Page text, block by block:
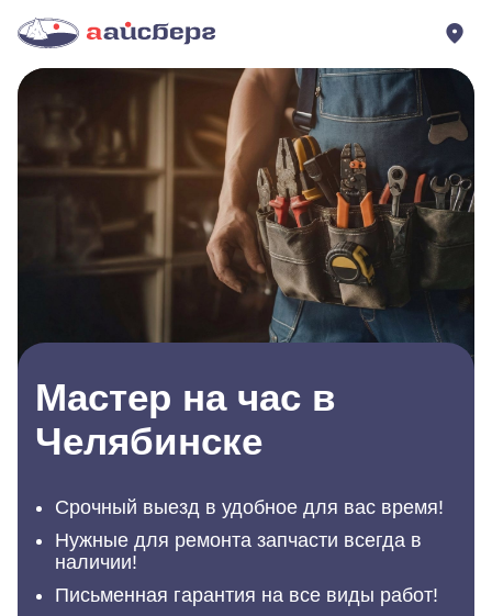
Мастер на час в
Челябинске
Срочный выезд в удобное для вас время!
Нужные для ремонта запчасти всегда в
наличии!
Письменная гарантия на все виды работ!